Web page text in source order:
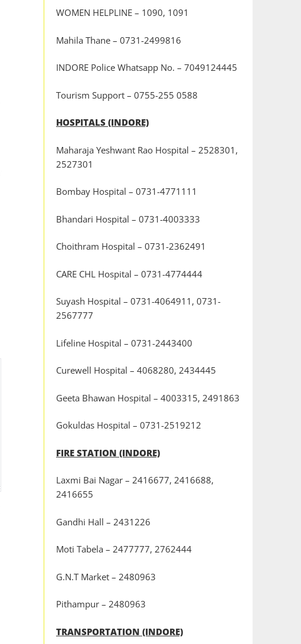
WOMEN HELPLINE – 1090, 1091
Mahila Thane – 0731-2499816
INDORE Police Whatsapp No. – 7049124445
Tourism Support – 0755-255 0588
HOSPITALS (INDORE)
Maharaja Yeshwant Rao Hospital – 2528301,
2527301
Bombay Hospital – 0731-4771111
Bhandari Hospital – 0731-4003333
Choithram Hospital – 0731-2362491
CARE CHL Hospital – 0731-4774444
Suyash Hospital – 0731-4064911, 0731-
2567777
Lifeline Hospital – 0731-2443400
Curewell Hospital – 4068280, 2434445
Geeta Bhawan Hospital – 4003315, 2491863
Gokuldas Hospital – 0731-2519212
FIRE STATION (INDORE)
Laxmi Bai Nagar – 2416677, 2416688,
2416655
Gandhi Hall – 2431226
Moti Tabela – 2477777, 2762444
G.N.T Market – 2480963
Pithampur – 2480963
TRANSPORTATION (INDORE)